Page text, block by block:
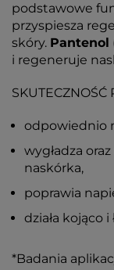
podstawowe
przyspiesza
skóry. Pantenol
i regeneruje
odpowiednio
wygładza
naskórka,
poprawia
działa kojąco i
*Badania